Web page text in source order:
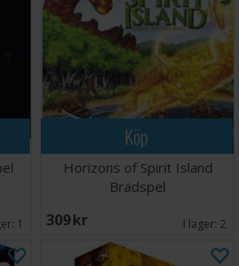
1
Köp
Horizons of Spirit Island
Brädspel
309 SEK I lager: 2